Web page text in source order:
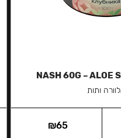
NASH 60G – ALOE
ותות
₪65